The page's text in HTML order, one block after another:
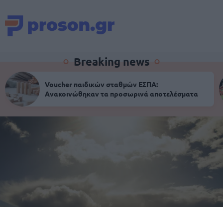
Breaking news
Voucher παιδικών σταθμών ΕΣΠΑ:
Ανακοινώθηκαν τα προσωρινά αποτελέσματα